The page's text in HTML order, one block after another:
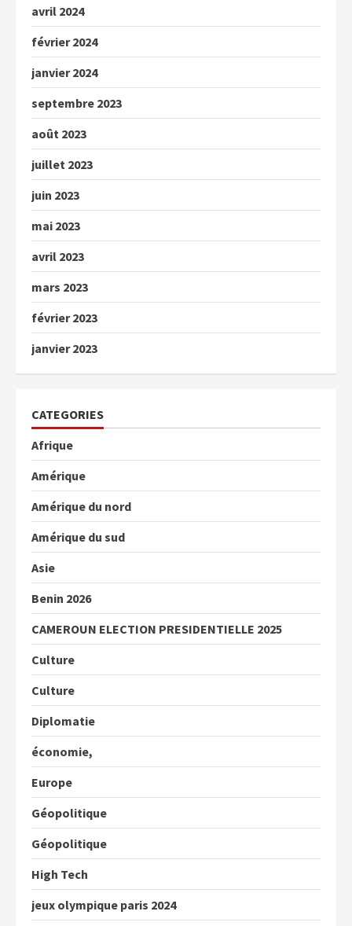
avril 2024
février 2024
janvier 2024
septembre 2023
août 2023
juillet 2023
juin 2023
mai 2023
avril 2023
mars 2023
février 2023
janvier 2023
CATEGORIES
Afrique
Amérique
Amérique du nord
Amérique du sud
Asie
Benin 2026
CAMEROUN ELECTION PRESIDENTIELLE 2025
Culture
Culture
Diplomatie
économie,
Europe
Géopolitique
Géopolitique
High Tech
jeux olympique paris 2024